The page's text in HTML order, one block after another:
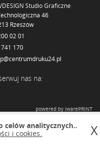
Studio Graficzne
46
Rzeszów
02 01
170
nas na:
powered by iwarePRINT
X
celów analitycznych..
i cookies.